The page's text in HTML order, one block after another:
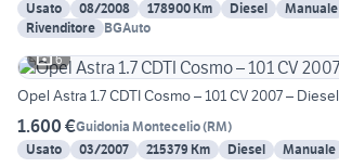
Usato
08/2008 178900 Km Diesel Manuale
Rivenditore BGAuto
6
Opel Astra 1.7 CDTI Cosmo – 101 CV 2007 – Diesel
1.600 €Guidonia Montecelio(RM)
Usato
03/2007 215379 Km Diesel Manuale